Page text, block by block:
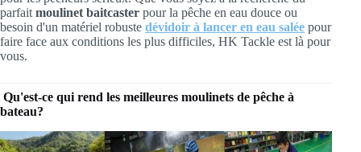
parfait moulinet baitcaster pour la pêche en eau douce ou
besoin d'un matériel robuste dévidoir à lancer en eau salée pour
faire face aux conditions les plus difficiles, HK Tackle est là pour
vous.
Qu'est-ce qui rend les meilleures moulinets de pêche à
bateau?